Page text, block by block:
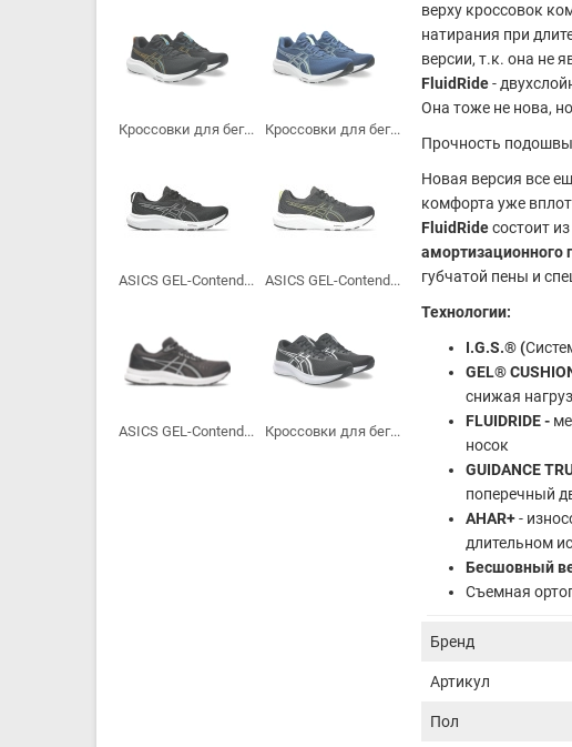
Кроссовки для бег... Кроссовки для бег...
ASICS GEL-Contend... ASICS GEL-Contend...
ASICS GEL-Contend... Кроссовки для бег...
верху кроссовок
натирания при
версии, т.к. она не
FluidRide-
Она тоже не нова,
Прочность подошвы
Новая версия все
комфорта уже
FluidRideсостоит
амортизационного
губчатой пены и
Технологии:
I.G.S.® (
GEL®
снижая
FLUIDRIDE -
носок
GUIDANCE
поперечный
AHAR+-
длительном
Бесшовный
Съемная
Бренд
Артикул
Пол